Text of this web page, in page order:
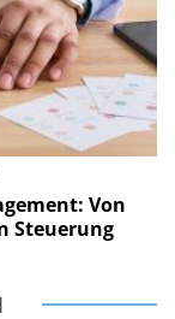
Von
Steuerung